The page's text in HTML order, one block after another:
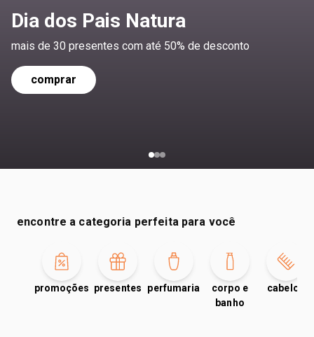
Dia dos Pais Natura
mais de 30 presentes com até 50% de desconto
comprar
encontre a categoria perfeita para você
promoções presentes perfumaria
corpo e
banho
cabelos